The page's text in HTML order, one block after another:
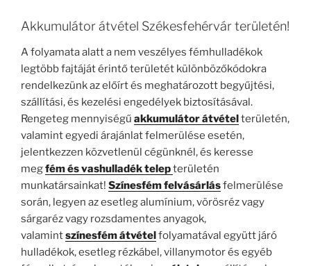
Akkumulátor átvétel Székesfehérvár területén!
A folyamata alatt a nem veszélyes fémhulladékok
legtöbb fajtáját érintő területét különbözőkódokra
rendelkezünk az előírt és meghatározott begyűjtési,
szállítási, és kezelési engedélyek biztosításával.
Rengeteg mennyiségű akkumulátor átvétel területén,
valamint egyedi árajánlat felmerülése esetén,
jelentkezzen közvetlenül cégünknél, és keresse
megfém és vashulladék telepterületén
munkatársainkat! Színesfém felvásárlásfelmerülése
során, legyen az esetleg alumínium, vörösréz vagy
sárgaréz vagy rozsdamentes anyagok,
valamintszínesfém átvétel folyamatával együtt járó
hulladékok, esetleg rézkábel, villanymotor és egyéb